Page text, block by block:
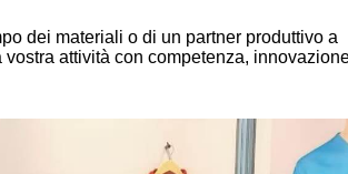
dei materiali o di un partner produttivo a
attività con competenza,